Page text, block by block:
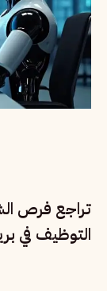
تراجع فرص
التوظيف في